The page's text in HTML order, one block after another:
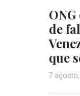
de
que
7